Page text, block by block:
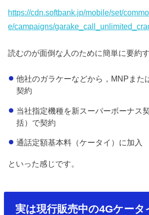
https://cdn.softbank.jp/mobile/set/
e/campaigns/
読むのが面倒な人のために簡単に要約す
他社のガラケーなどから，MNPまた
契約
当社指定機種を新スーパーボーナス
括）で契約
通話定額基本料（ケータイ）に加入
といった感じです。
実は現行販売中の4Gケータ